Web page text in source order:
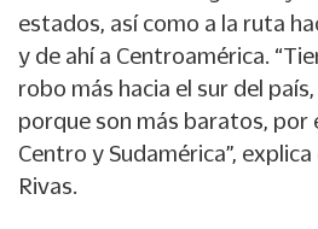
estados, así como a la ruta
y de ahí a Centroamérica.
robo más hacia el sur del
porque son más baratos, por
Centro y Sudamérica”,
Rivas.